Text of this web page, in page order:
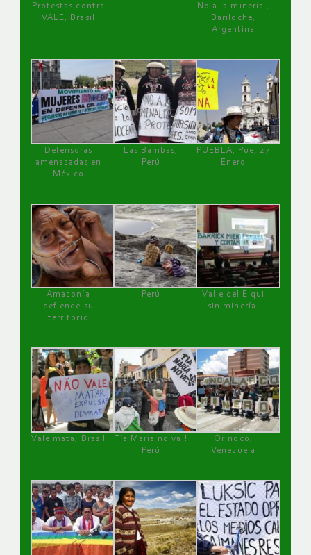
Protestas contra
VALE, Brasil
No a la minería ,
Bariloche,
Argentina
Defensoras
amenazadas en
México
Las Bambas,
Perú
PUEBLA, Pue, 27
Enero
Amazonía
defiende su
territorio
Perú
Valle del Elqui
sin minería.
Vale mata, Brasil
Tía María no va !
Perú
Orinoco,
Venezuela